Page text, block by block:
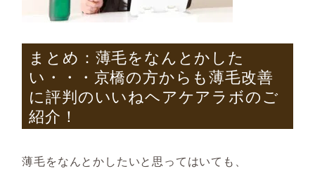
まとめ： 薄毛をなんとかした
い・・・京橋の方からも薄毛改善
に評判のいいねヘアケアラボのご
紹介！
薄毛をなんとかしたいと思ってはいても、